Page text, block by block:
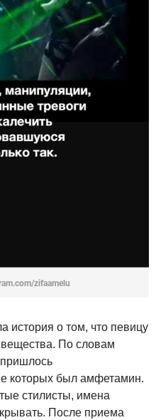
zifaamelu
история о том, что певицу
вещества. По словам
которых был амфетамин.
стилисты, имена
После приема